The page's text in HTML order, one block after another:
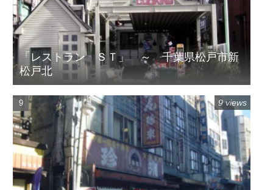
「レストラン ＳＴ」 ～ 千葉県松戸市新
松戸北
9 views